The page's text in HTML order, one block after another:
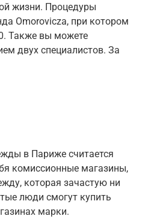
жизни. Процедуры
Omorovicza, при котором
Также вы можете
двух специалистов. За
в Париже считается
комиссионные магазины,
которая зачастую ни
люди смогут купить
марки.